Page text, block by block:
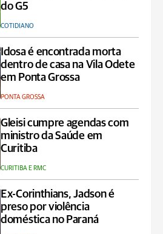
do G5
COTIDIANO
Idosa é encontrada morta
dentro de casa na Vila Odete
em Ponta Grossa
PONTA GROSSA
Gleisi cumpre agendas com
ministro da Saúde em
Curitiba
CURITIBA E RMC
Ex-Corinthians, Jadson é
preso por violência
doméstica no Paraná